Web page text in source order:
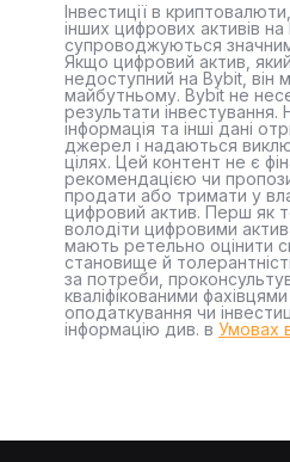
Інвестиції в
інших цифрових активів на
супроводжуються
Якщо цифровий актив,
недоступний на Bybit, він
майбутньому. Bybit не
результати інвестування.
інформація та інші дані
джерел і надаються
цілях. Цей контент не є
рекомендацією чи
продати або тримати у
цифровий актив. Перш як
володіти цифровими
мають ретельно оцінити
становище й
за потреби,
кваліфікованими
оподаткування чи
інформацію див. в Умовах